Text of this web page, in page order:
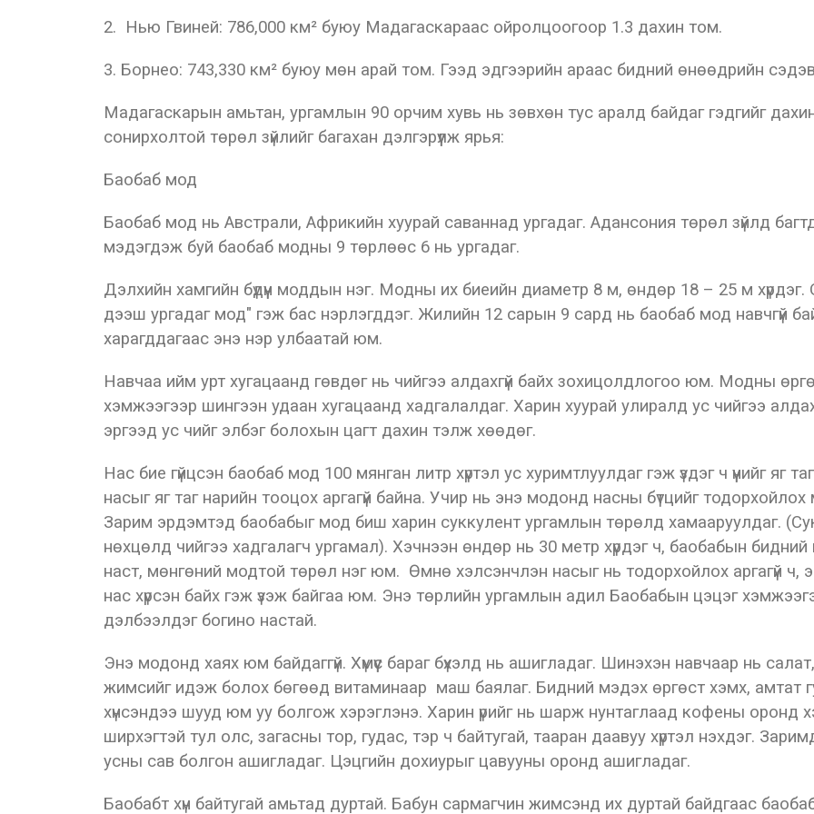
2. Нью Гвиней: 786,000 км² буюу Мадагаскараас ойролцоогоор 1.3 дахин том.
3. Борнео: 743,330 км² буюу мөн арай том. Гээд эдгээрийн араас бидний өнөөдрийн
Мадагаскарын амьтан, ургамлын 90 орчим хувь нь зөвхөн тус аралд байдаг гэдгийг
сонирхолтой төрөл зүйлийг багахан дэлгэрүүлж ярья:
Баобаб мод
Баобаб мод нь Австрали, Африкийн хуурай саваннад ургадаг. Адансония төрөл зүйлд
мэдэгдэж буй баобаб модны 9 төрлөөс 6 нь ургадаг.
Дэлхийн хамгийн бүдүүн моддын нэг. Модны их биеийн диаметр 8 м, өндөр 18 – 25 м
дээш ургадаг мод" гэж бас нэрлэгддэг. Жилийн 12 сарын 9 сард нь баобаб мод навчгүй
харагддагаас энэ нэр улбаатай юм.
Навчаа ийм урт хугацаанд гөвдөг нь чийгээ алдахгүй байх зохицолдлогоо юм. Модны
хэмжээгээр шингээн удаан хугацаанд хадгалалдаг. Харин хуурай улиралд ус чийгээ
эргээд ус чийг элбэг болохын цагт дахин тэлж хөөдөг.
Нас бие гүйцсэн баобаб мод 100 мянган литр хүртэл ус хуримтлуулдаг гэж үздэг ч үүнийг яг
насыг яг таг нарийн тооцох аргагүй байна. Учир нь энэ модонд насны бүтцийг
Зарим эрдэмтэд баобабыг мод биш харин суккулент ургамлын төрөлд хамааруулдаг.
нөхцөлд чийгээ хадгалагч ургамал). Хэчнээн өндөр нь 30 метр хүрдэг ч, баобабын
наст, мөнгөний модтой төрөл нэг юм. Өмнө хэлсэнчлэн насыг нь тодорхойлох аргагүй
нас хүрсэн байх гэж үзэж байгаа юм. Энэ төрлийн ургамлын адил Баобабын цэцэг
дэлбээлдэг богино настай.
Энэ модонд хаях юм байдаггүй. Хүмүүс бараг бүхэлд нь ашигладаг. Шинэхэн навчаар нь
жимсийг идэж болох бөгөөд витаминаар маш баялаг. Бидний мэдэх өргөст хэмх, амтат
хүнсэндээ шууд юм уу болгож хэрэглэнэ. Харин үрийг нь шарж нунтаглаад кофены оронд
ширхэгтэй тул олс, загасны тор, гудас, тэр ч байтугай, тааран даавуу хүртэл нэхдэг.
усны сав болгон ашигладаг. Цэцгийн дохиурыг цавууны оронд ашигладаг.
Баобабт хүн байтугай амьтад дуртай. Бабун сармагчин жимсэнд их дуртай байдгаас